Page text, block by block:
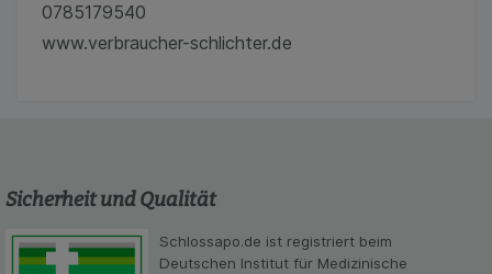
0785179540
www.verbraucher-schlichter.de
Sicherheit und Qualität
Schlossapo.de ist registriert beim
Deutschen Institut für Medizinische